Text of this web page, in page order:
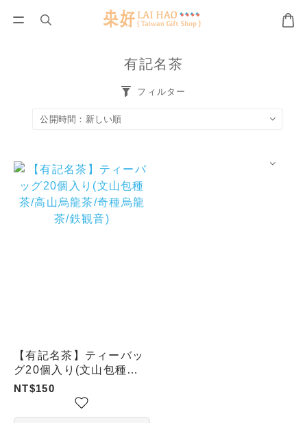
有記名茶
フィルター
【有記名茶】ティーバッ
グ20個入り(文山包種茶/
高山烏龍茶/奇種烏龍茶/
NT$150